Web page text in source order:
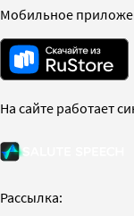
Мобильное
На сайте работает
Рассылка: